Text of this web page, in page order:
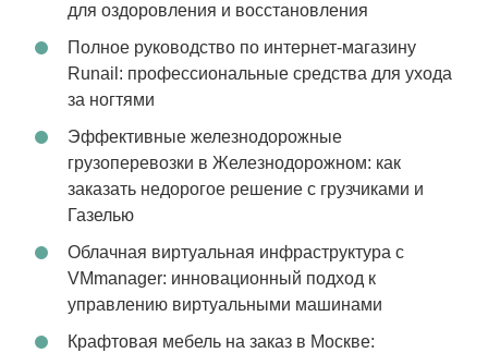
для оздоровления и восстановления
Полное руководство по интернет-магазину
Runail: профессиональные средства для ухода
за ногтями
Эффективные железнодорожные
грузоперевозки в Железнодорожном: как
заказать недорогое решение с грузчиками и
Газелью
Облачная виртуальная инфраструктура с
VMmanager: инновационный подход к
управлению виртуальными машинами
Крафтовая мебель на заказ в Москве: